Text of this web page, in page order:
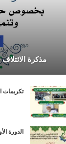
مذكرة
تكريمات
الدورة